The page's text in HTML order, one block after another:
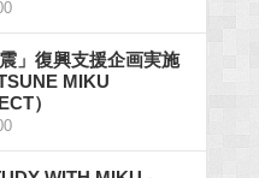
」復興支援企画実施
MIKU
）